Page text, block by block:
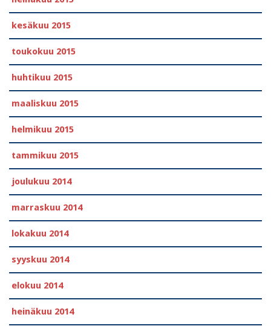
kesäkuu 2015
toukokuu 2015
huhtikuu 2015
maaliskuu 2015
helmikuu 2015
tammikuu 2015
joulukuu 2014
marraskuu 2014
lokakuu 2014
syyskuu 2014
elokuu 2014
heinäkuu 2014